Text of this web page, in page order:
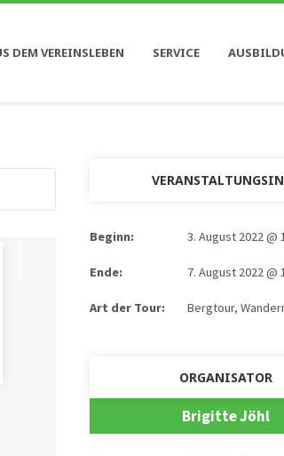
DEM VEREINSLEBEN SERVICE
Beginn: 3. August 2022 @
Ende: 7. August 2022 @
Art der Tour: Bergtour,
ORGANISATOR
Brigitte Jöhl